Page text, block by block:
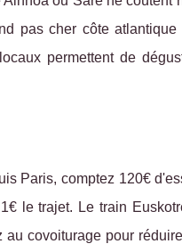
pas cher côte
permettent de
Paris, comptez 120€
le trajet. Le train
au covoiturage pour